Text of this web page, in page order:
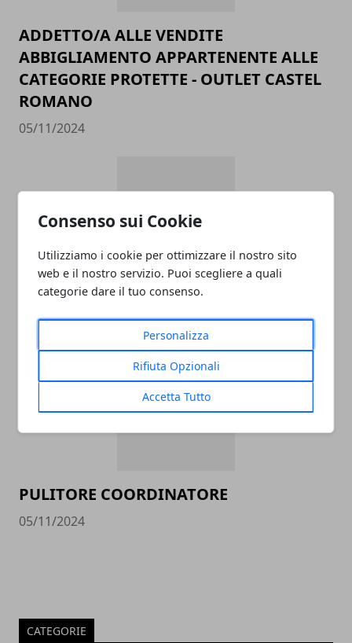
Consenso sui Cookie
Utilizziamo i cookie per ottimizzare il nostro sito
web e il nostro servizio. Puoi scegliere a quali
categorie dare il tuo consenso.
Personalizza
Rifiuta Opzionali
Accetta Tutto
ADDETTO/A ALLE VENDITE
ABBIGLIAMENTO APPARTENENTE ALLE
CATEGORIE PROTETTE - OUTLET CASTEL
ROMANO
05/11/2024
data entry
05/11/2024
PULITORE COORDINATORE
05/11/2024
CATEGORIE